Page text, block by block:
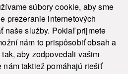
súbory cookie, aby sme
prezeranie internetových
naše služby. Pokiaľ prijmete
nám to prispôsobiť obsah a
aby zodpovedali vašim
taktiež pomáhajú riešiť
Odoslať